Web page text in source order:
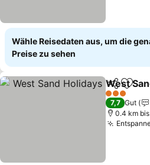
Wähle Reisedaten aus, um die
Preise zu sehen
TeilenZu
West
3 Sterne
7,7 Gut
0.4 km